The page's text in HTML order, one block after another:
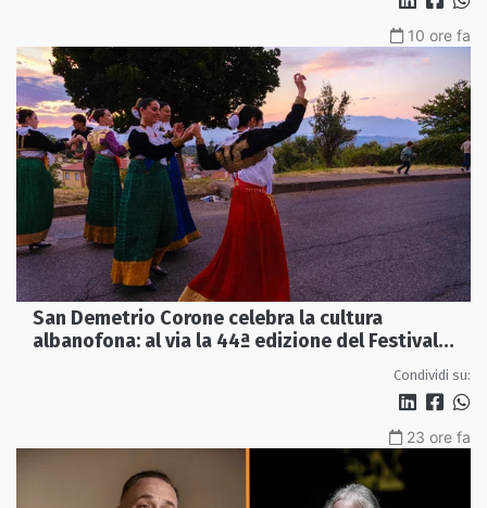
10 ore fa
San Demetrio Corone celebra la cultura
albanofona: al via la 44ª edizione del Festival
Condividi su:
23 ore fa